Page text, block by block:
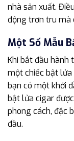
nhà sản xuất.
động trơn tru mà
Một Số Mẫu
Khi bắt đầu hành
một chiếc bật
bạn có một khởi
bật lửa cigar
phong cách, đặc
đầu.